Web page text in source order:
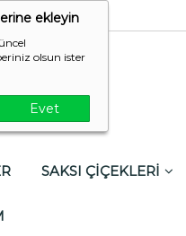
ekleyin
olsun ister
Evet
SAKSI ÇİÇEKLERİ